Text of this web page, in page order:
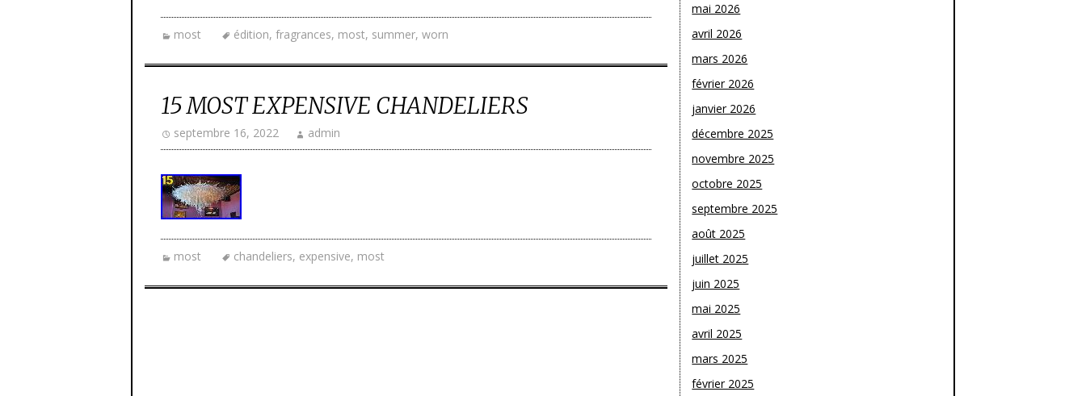
most édition, fragrances, most, summer, worn
15 MOST EXPENSIVE CHANDELIERS
septembre 16, 2022 admin
most chandeliers, expensive, most
mai 2026
avril 2026
mars 2026
février 2026
janvier 2026
décembre 2025
novembre 2025
octobre 2025
septembre 2025
août 2025
juillet 2025
juin 2025
mai 2025
avril 2025
mars 2025
février 2025